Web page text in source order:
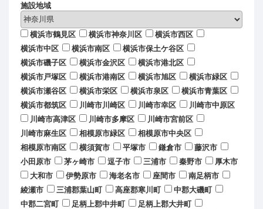
施設地域
横浜市鶴見区 横浜市神奈川区
横浜市西区
横浜市中区
横浜市南区
横浜市保土ケ谷区
横浜市磯子区
横浜市金沢区
横浜市港北区
横浜市戸塚区
横浜市港南区 横浜市旭区
横浜市緑区
横浜市瀬谷区
横浜市栄区 横浜市泉区
横浜市青葉区
横浜市都筑区
川崎市川崎区 川崎市幸区
川崎市中原区
川崎市高津区
川崎市多摩区
川崎市宮前区
川崎市麻生区
相模原市緑区
相模原市中央区
相模原市南区
横須賀市 平塚市 鎌倉市
藤沢市
小田原市
茅ヶ崎市 逗子市 三浦市 秦野市
厚木市
大和市
伊勢原市 海老名市 座間市
南足柄市
綾瀬市
三浦郡葉山町 高座郡寒川町
中郡大磯町
中郡二宮町
足柄上郡中井町
足柄上郡大井町